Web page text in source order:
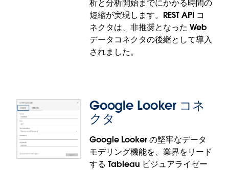
できます。BYOC を使うと、サイトレベルのガバナン
スと利用状況のモニタリングを実現しながら、Web
作成環境やパブリッシュされたデータソース、抽
出、Tableau Prep フローが持つ力を最大限に活用す
析と分析開始までにかかる時間の
短縮が実現します。REST API コ
ネクタは、非推奨となった Web
データコネクタの後継として導入
されました。
REST API コネクタ
Google Looker コネ
クタ
Google Looker の堅牢なデータ
モデリング機能を、業界をリード
する Tableau ビジュアライゼー